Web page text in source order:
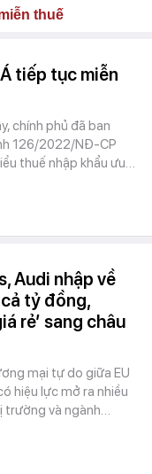
thuế
tiếp tục miễn
chính phủ đã ban
126/2022/NĐ-CP
thuế nhập khẩu ưu…
Audi nhập về
tỷ đồng,
rẻ’ sang châu
mại tự do giữa EU
hiệu lực mở ra nhiều
trường và ngành…